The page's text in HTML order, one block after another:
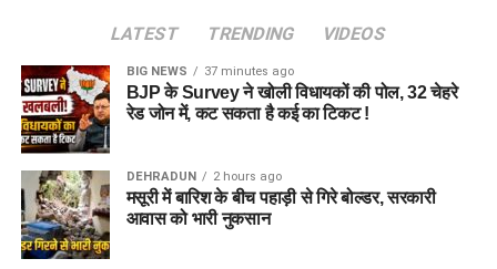
LATEST TRENDING VIDEOS
BIG NEWS 37 minutes ago
BJP के Survey ने खोली विधायकों की पोल, 32 चेहरे
रेड जोन में, कट सकता है कई का टिकट !
DEHRADUN 2 hours ago
मसूरी में बारिश के बीच पहाड़ी से गिरे बोल्डर, सरकारी
आवास को भारी नुकसान